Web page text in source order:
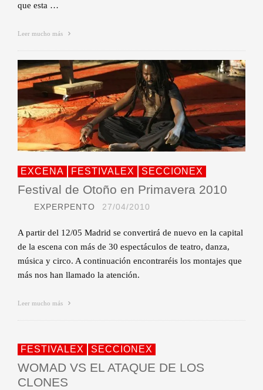
que esta …
Leer mucho más
EXCENA FESTIVALEX SECCIONEX
Festival de Otoño en Primavera 2010
EXPERPENTO 27/04/2010
A partir del 12/05 Madrid se convertirá de nuevo en la capital
de la escena con más de 30 espectáculos de teatro, danza,
música y circo. A continuación encontraréis los montajes que
más nos han llamado la atención.
Leer mucho más
FESTIVALEX SECCIONEX
WOMAD VS EL ATAQUE DE LOS
CLONES